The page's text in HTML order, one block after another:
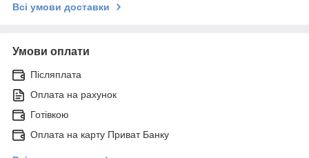
Всі умови доставки
Умови оплати
Післяплата
Оплата на рахунок
Готівкою
Оплата на карту Приват Банку